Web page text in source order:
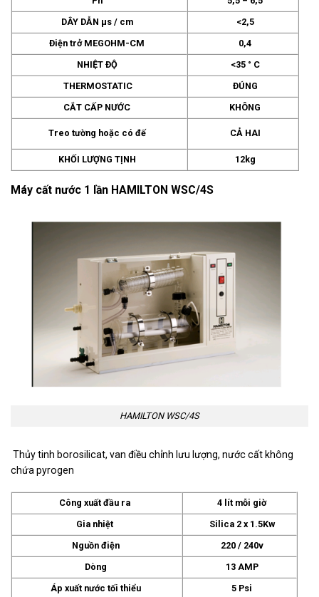
DÂY DẪN µs / cm
<2,5
Điện trở MEGOHM-CM
0,4
NHIỆT ĐỘ
<35 ° C
THERMOSTATIC
ĐÚNG
CẮT CẤP NƯỚC
KHÔNG
Treo tường hoặc có đế CẢ HAI
KHỐI LƯỢNG TỊNH 12kg
Máy cất nước 1 lần HAMILTON WSC/4S
HAMILTON WSC/4S
Thủy tinh borosilicat, van điều chỉnh lưu lượng, nước cất không
chứa pyrogen
Công xuất đầu ra
4 lít mỗi giờ
Gia nhiệt
Silica 2 x 1.5Kw
Nguồn điện
220 / 240v
Dòng
13 AMP
Áp xuất nước tối thiểu
5 Psi